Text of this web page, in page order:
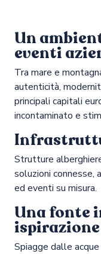
Un
eventi
Tra mare e
autenticità,
principali capitali
incontaminato e
Strutture
soluzioni connesse,
ed eventi su misura.
Una fonte
ispirazione
Spiagge dalle